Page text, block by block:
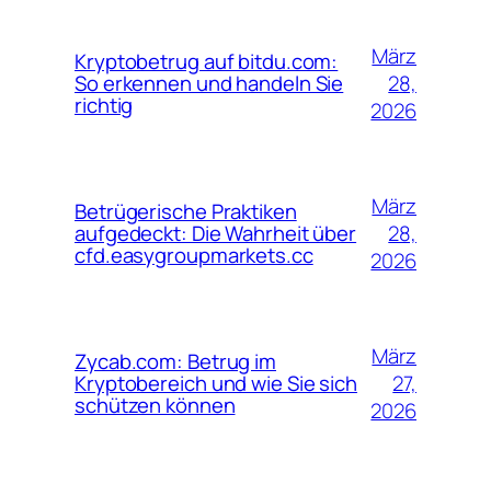
Kryptobetrug auf bitdu.com:
So erkennen und handeln Sie
richtig
März
28,
2026
Betrügerische Praktiken
aufgedeckt: Die Wahrheit über
cfd.easygroupmarkets.cc
März
28,
2026
Zycab.com: Betrug im
Kryptobereich und wie Sie sich
schützen können
März
27,
2026